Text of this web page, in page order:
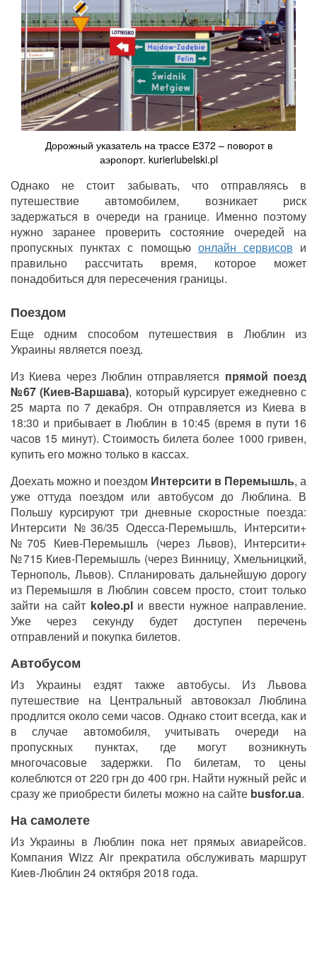
Дорожный указатель на трассе Е372 – поворот в
аэропорт. kurierlubelski.pl
Однако не стоит забывать, что отправляясь в
путешествие автомобилем, возникает риск
задержаться в очереди на границе. Именно поэтому
нужно заранее проверить состояние очередей на
пропускных пунктах с помощью онлайн сервисов и
правильно рассчитать время, которое может
понадобиться для пересечения границы.
Поездом
Еще одним способом путешествия в Люблин из
Украины является поезд.
Из Киева через Люблин отправляется прямой поезд
№67 (Киев-Варшава), который курсирует ежедневно с
25 марта по 7 декабря. Он отправляется из Киева в
18:30 и прибывает в Люблин в 10:45 (время в пути 16
часов 15 минут). Стоимость билета более 1000 гривен,
купить его можно только в кассах.
Доехать можно и поездом Интерсити в Перемышль, а
уже оттуда поездом или автобусом до Люблина. В
Польшу курсируют три дневные скоростные поезда:
Интерсити №36/35 Одесса-Перемышль, Интерсити+
№705 Киев-Перемышль (через Львов), Интерсити+
№715 Киев-Перемышль (через Винницу, Хмельницкий,
Тернополь, Львов). Спланировать дальнейшую дорогу
из Перемышля в Люблин совсем просто, стоит только
зайти на сайт koleo.plи ввести нужное направление.
Уже через секунду будет доступен перечень
отправлений и покупка билетов.
Автобусом
Из Украины ездят также автобусы. Из Львова
путешествие на Центральный автовокзал Люблина
продлится около семи часов. Однако стоит всегда, как и
в случае автомобиля, учитывать очереди на
пропускных пунктах, где могут возникнуть
многочасовые задержки. По билетам, то цены
колеблются от 220 грн до 400 грн. Найти нужный рейс и
сразу же приобрести билеты можно на сайте busfor.ua.
На самолете
Из Украины в Люблин пока нет прямых авиарейсов.
Компания Wizz Air прекратила обслуживать маршрут
Киев-Люблин 24 октября 2018 года.